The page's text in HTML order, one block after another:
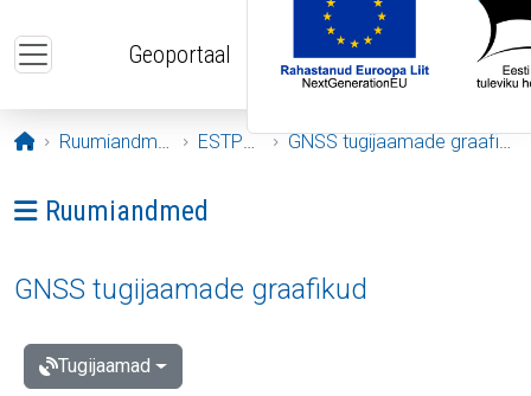
Geoportaal
Avaleht
Ruumiandmed ESTPOS GNSS tugijaamade graafikud
Ava menüü: Ruumiandmed
Ruumiandmed
GNSS tugijaamade graafikud
Tugijaamad